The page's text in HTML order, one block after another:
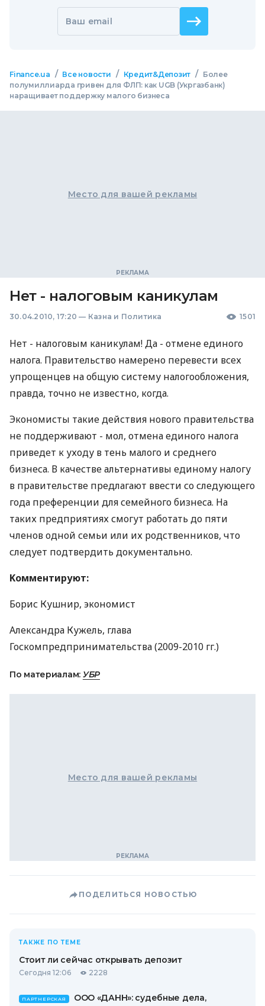
Ваш email
Finance.ua / Все новости / Кредит&Депозит /
Более
полумиллиарда гривен для ФЛП: как UGB (Укргазбанк)
наращивает поддержку малого бизнеса
Место для вашей рекламы
Нет - налоговым каникулам
30.04.2010, 17:20 — Казна и Политика 1501
Нет - налоговым каникулам! Да - отмене единого
налога. Правительство намерено перевести всех
упрощенцев на общую систему налогообложения,
правда, точно не известно, когда.
Экономисты такие действия нового правительства
не поддерживают - мол, отмена единого налога
приведет к уходу в тень малого и среднего
бизнеса. В качестве альтернативы единому налогу
в правительстве предлагают ввести со следующего
года преференции для семейного бизнеса. На
таких предприятиях смогут работать до пяти
членов одной семьи или их родственников, что
следует подтвердить документально.
Kомментируют:
Борис Кушнир, экономист
Александра Кужель, глава
Госкомпредпринимательства (2009-2010 гг.)
По материалам: УБР
Место для вашей рекламы
ПОДЕЛИТЬСЯ НОВОСТЬЮ
ТАКЖЕ ПО ТЕМЕ
Стоит ли сейчас открывать депозит
Сегодня 12:06 2228
ПАРТНЕРСКАЯ
ООО «ДАНН»: судебные дела,